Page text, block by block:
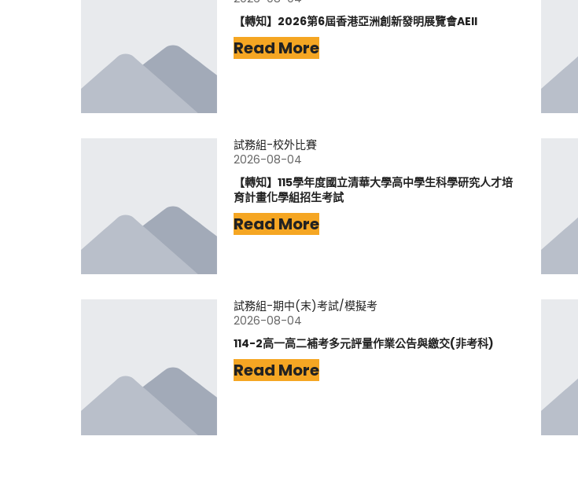
【轉知】2026第6屆香港亞洲創新發明展覽會AEII
Read More
試務組-校外比賽
2026-08-04
【轉知】115學年度國立清華大學高中學生科學研究人才培
育計畫化學組招生考試
Read More
試務組-期中(末)考試/模擬考
2026-08-04
114-2高一高二補考多元評量作業公告與繳交(非考科)
Read More